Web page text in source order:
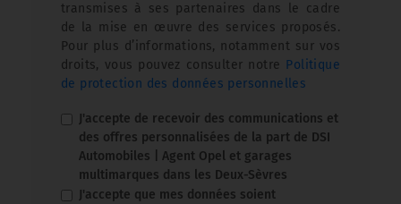
transmises à ses partenaires dans le cadre
de la mise en œuvre des services proposés.
Pour plus d’informations, notamment sur vos
droits, vous pouvez consulter notre Politique
de protection des données personnelles
J'accepte de recevoir des communications et
des offres personnalisées de la part de DSI
Automobiles | Agent Opel et garages
multimarques dans les Deux-Sèvres
J'accepte que mes données soient